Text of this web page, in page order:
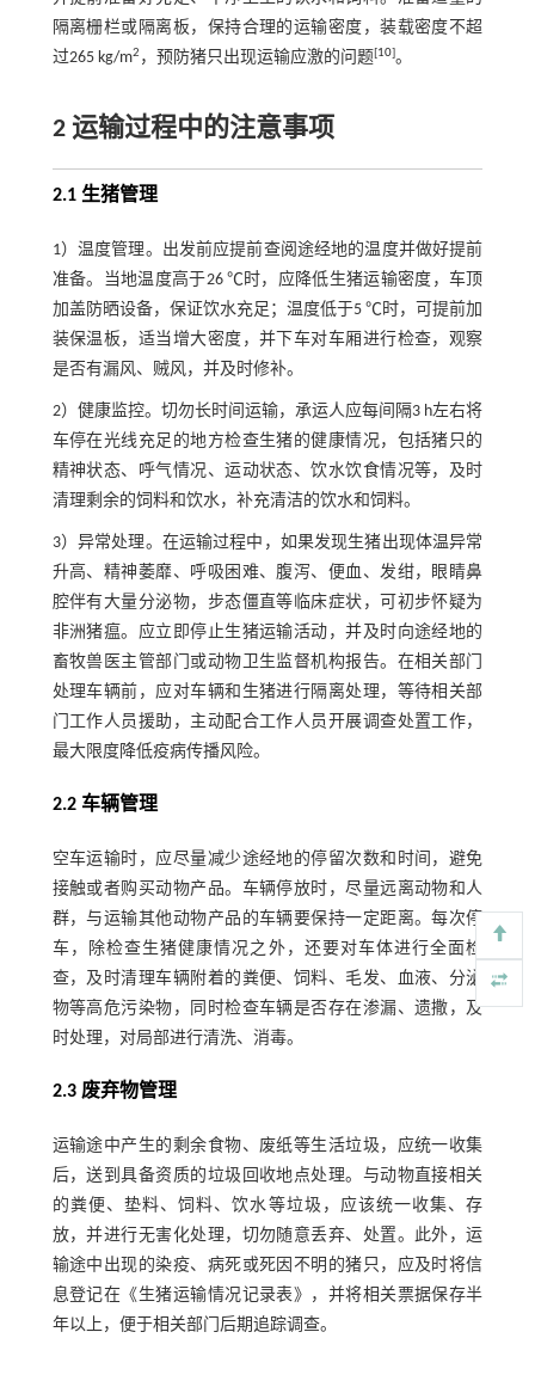
隔离栅栏或隔离板，保持合理的运输密度，装载密度不超
过265 kg/m2 ，预防猪只出现运输应激的问题[10]。
2 运输过程中的注意事项
2.1 生猪管理
1）温度管理。出发前应提前查阅途经地的温度并做好提前
准备。当地温度高于26 ℃时，应降低生猪运输密度，车顶
加盖防晒设备，保证饮水充足；温度低于5 ℃时，可提前加
装保温板，适当增大密度，并下车对车厢进行检查，观察
是否有漏风、贼风，并及时修补。
2）健康监控。切勿长时间运输，承运人应每间隔3 h左右将
车停在光线充足的地方检查生猪的健康情况，包括猪只的
精神状态、呼气情况、运动状态、饮水饮食情况等，及时
清理剩余的饲料和饮水，补充清洁的饮水和饲料。
3）异常处理。在运输过程中，如果发现生猪出现体温异常
升高、精神萎靡、呼吸困难、腹泻、便血、发绀，眼睛鼻
腔伴有大量分泌物，步态僵直等临床症状，可初步怀疑为
非洲猪瘟。应立即停止生猪运输活动，并及时向途经地的
畜牧兽医主管部门或动物卫生监督机构报告。在相关部门
处理车辆前，应对车辆和生猪进行隔离处理，等待相关部
门工作人员援助，主动配合工作人员开展调查处置工作，
最大限度降低疫病传播风险。
2.2 车辆管理
空车运输时，应尽量减少途经地的停留次数和时间，避免
接触或者购买动物产品。车辆停放时，尽量远离动物和人
群，与运输其他动物产品的车辆要保持一定距离。每次停
车，除检查生猪健康情况之外，还要对车体进行全面检
查，及时清理车辆附着的粪便、饲料、毛发、血液、分泌
物等高危污染物，同时检查车辆是否存在渗漏、遗撒，及
时处理，对局部进行清洗、消毒。
2.3 废弃物管理
运输途中产生的剩余食物、废纸等生活垃圾，应统一收集
后，送到具备资质的垃圾回收地点处理。与动物直接相关
的粪便、垫料、饲料、饮水等垃圾，应该统一收集、存
放，并进行无害化处理，切勿随意丢弃、处置。此外，运
输途中出现的染疫、病死或死因不明的猪只，应及时将信
息登记在《生猪运输情况记录表》，并将相关票据保存半
年以上，便于相关部门后期追踪调查。